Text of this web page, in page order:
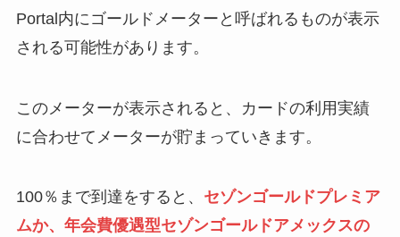
Portal内にゴールドメーターと呼ばれるものが表示
される可能性があります。
このメーターが表示されると、カードの利用実績
に合わせてメーターが貯まっていきます。
100％まで到達をすると、 セゾンゴールドプレミア
ムか、年会費優遇型セゾンゴールドアメックスの